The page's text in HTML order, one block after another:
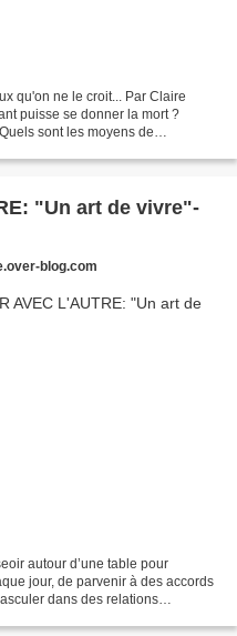
qu'on ne le croit... Par Claire
puisse se donner la mort ?
sont les moyens de
"Un art de vivre"-
blog.com
autour d’une table pour
jour, de parvenir à des accords
dans des relations